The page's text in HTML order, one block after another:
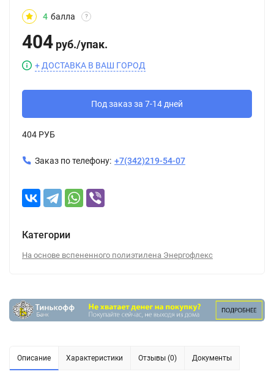
4 балла ?
404 руб./упак.
+ ДОСТАВКА В ВАШ ГОРОД
Под заказ за 7-14 дней
404 РУБ
Заказ по телефону: +7(342)219-54-07
Категории
На основе вспененного полиэтилена Энергофлекс
Описание Характеристики Отзывы (0) Документы